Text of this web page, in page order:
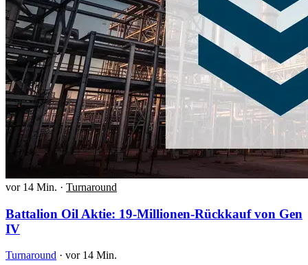
vor 14 Min. · Turnaround
Battalion Oil Aktie: 19-Millionen-Rückkauf von Gen
IV
Turnaround · vor 14 Min.